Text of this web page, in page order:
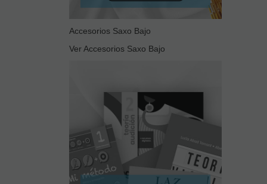
Accesorios Saxo Bajo
Ver Accesorios Saxo Bajo